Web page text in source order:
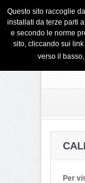
Per
Questo sito raccoglie
installati da terze parti
e secondo le norme
sito, cliccando sui
verso il